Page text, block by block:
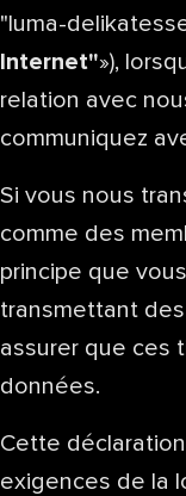
"luma-
Internet"»),
relation avec
communiquez
Si vous nous
comme des
principe que
transmettant
assurer que ces
données.
Cette
exigences de la